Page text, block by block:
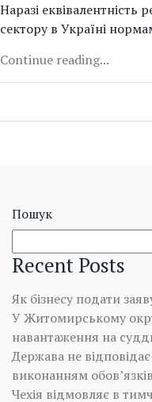
Наразі еквівалентність
сектору в Україні
Continue reading...
Пошук
Recent Posts
Як бізнесу подати
У Житомирському
навантаження на
Держава не
виконанням
Чехія відмовляє в